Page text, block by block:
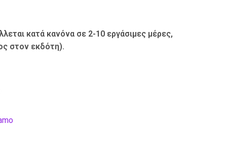
κατά κανόνα σε 2-10 εργάσιμες μέρες,
στον εκδότη).